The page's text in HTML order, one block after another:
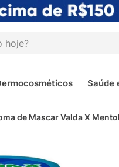
Saúde
de Mascar Valda X